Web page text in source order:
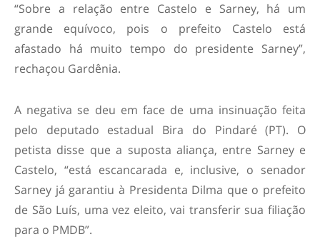
“Sobre a relação entre Castelo e Sarney, há um
grande equívoco, pois o prefeito Castelo está
afastado há muito tempo do presidente Sarney”,
rechaçou Gardênia.
A negativa se deu em face de uma insinuação feita
pelo deputado estadual Bira do Pindaré (PT). O
petista disse que a suposta aliança, entre Sarney e
Castelo, “está escancarada e, inclusive, o senador
Sarney já garantiu à Presidenta Dilma que o prefeito
de São Luís, uma vez eleito, vai transferir sua filiação
para o PMDB”.